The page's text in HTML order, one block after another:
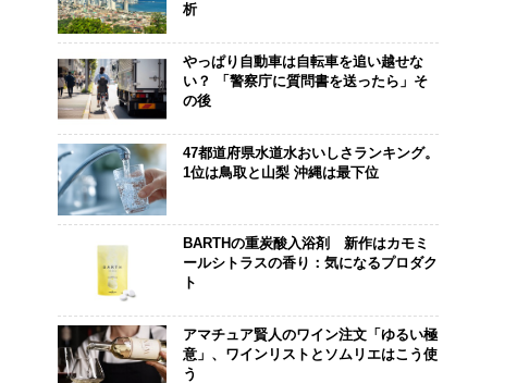
析
やっぱり自動車は自転車を追い越せな
い？ 「警察庁に質問書を送ったら」そ
の後
47都道府県水道水おいしさランキング。
1位は鳥取と山梨 沖縄は最下位
BARTHの重炭酸入浴剤 新作はカモミ
ールシトラスの香り：気になるプロダク
ト
アマチュア賢人のワイン注文「ゆるい極
意」、ワインリストとソムリエはこう使
う